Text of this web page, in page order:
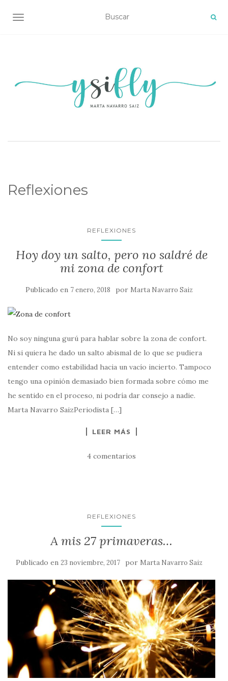
ALTERNAR NAVEGACIÓN
Reflexiones
REFLEXIONES
Hoy doy un salto, pero no saldré de
mi zona de confort
Publicado en 7 enero, 2018 por Marta Navarro Saiz
No soy ninguna gurú para hablar sobre la zona de confort.
Ni si quiera he dado un salto abismal de lo que se pudiera
entender como estabilidad hacia un vacío incierto. Tampoco
tengo una opinión demasiado bien formada sobre cómo me
he sentido en el proceso, ni podría dar consejo a nadie.
Marta Navarro SaizPeriodista […]
LEER MÁS
4 comentarios
REFLEXIONES
A mis 27 primaveras…
Publicado en 23 noviembre, 2017 por Marta Navarro Saiz